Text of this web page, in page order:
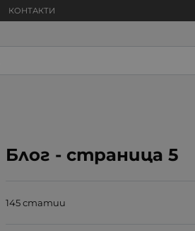
КОНТАКТИ
Блог - страница 5
145 статии